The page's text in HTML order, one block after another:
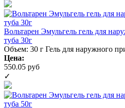
Вольтарен Эмульгель гель для
туба 30г
Объем: 30 г Гель для наружного
Цена:
550.05 руб
✓